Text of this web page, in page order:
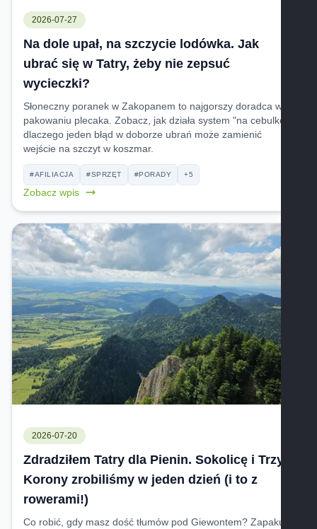
2026-07-27
Na dole upał, na szczycie lodówka. Jak
ubrać się w Tatry, żeby nie zepsuć
wycieczki?
Słoneczny poranek w Zakopanem to najgorszy doradca w
pakowaniu plecaka. Zobacz, jak działa system "na cebulkę" i
dlaczego jeden błąd w doborze ubrań może zamienić
wejście na szczyt w koszmar.
#AFILIACJA #SPRZĘT #PORADY +5
Zobacz wpis
2026-07-20
Zdradziłem Tatry dla Pienin. Sokolicę i Trzy
Korony zrobiliśmy w jeden dzień (i to z
rowerami!)
Co robić, gdy masz dość tłumów pod Giewontem? Zapakuj